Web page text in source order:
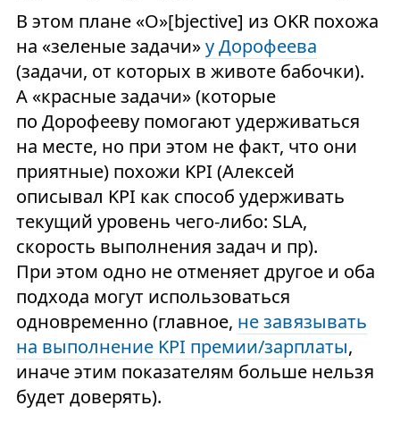
В этом плане «O»[bjective] из OKR похожа
на «зеленые задачи»у Дорофеева
(задачи, от которых в животе бабочки).
А «красные задачи» (которые
по Дорофееву помогают удерживаться
на месте, но при этом не факт, что они
приятные) похожи KPI (Алексей
описывал KPI как способ удерживать
текущий уровень чего-либо: SLA,
скорость выполнения задач и пр).
При этом одно не отменяет другое и оба
подхода могут использоваться
одновременно (главное, не завязывать
на выполнение KPI премии/зарплаты,
иначе этим показателям больше нельзя
будет доверять).